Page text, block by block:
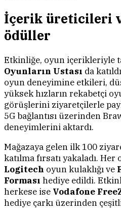
İçerik üreticileri
ödüller
Etkinliğe, oyun içerikleriyle
Oyunların Ustası da
oyun deneyimine etkileri,
yüksek hızların rekabetçi
görüşlerini ziyaretçilerle
5G bağlantısı üzerinden
deneyimlerini aktardı.
Mağazaya gelen ilk 100
katılma fırsatı yakaladı.
Logitech oyun kulaklığı ve
Forması hediye edildi.
herkese ise Vodafone
hediye çarkı üzerinden